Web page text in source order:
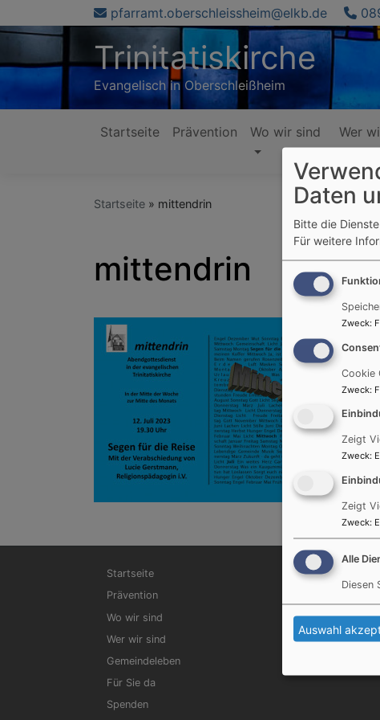
zum
pfarramt.oberschleissheim@elkb.de
Trinitatiskirche
Evangelisch in Oberschleißheim
Hauptnavigation
Startseite Prävention Wo wir sind Wer
Startseite mittendrin
mittendrin
Hauptnavigation
Startseite
Prävention
Wo wir sind
Wer wir sind
Gemeindeleben
Für Sie da
Spenden
Daten
Bitte die
Für weitere
Zweck:
Cookie
Zweck:
Zeigt
Zweck:
Zeigt
Zweck:
Alle
Diesen
Auswahl